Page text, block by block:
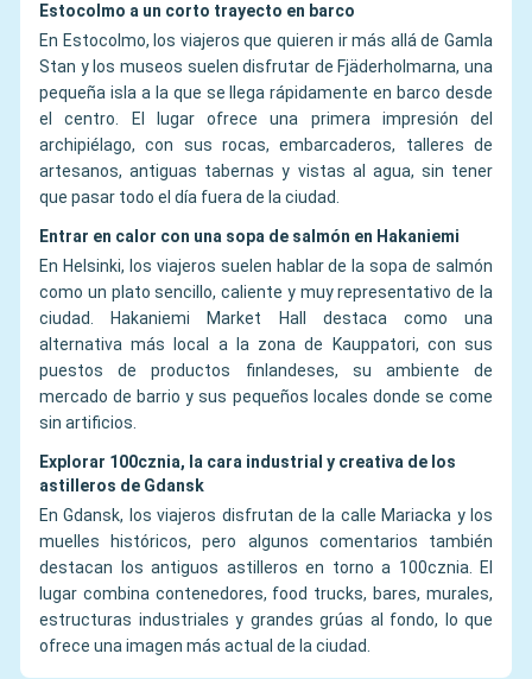
Estocolmo a un corto trayecto en barco
En Estocolmo, los viajeros que quieren ir más allá de Gamla
Stan y los museos suelen disfrutar de Fjäderholmarna, una
pequeña isla a la que se llega rápidamente en barco desde
el centro. El lugar ofrece una primera impresión del
archipiélago, con sus rocas, embarcaderos, talleres de
artesanos, antiguas tabernas y vistas al agua, sin tener
que pasar todo el día fuera de la ciudad.
Entrar en calor con una sopa de salmón en Hakaniemi
En Helsinki, los viajeros suelen hablar de la sopa de salmón
como un plato sencillo, caliente y muy representativo de la
ciudad. Hakaniemi Market Hall destaca como una
alternativa más local a la zona de Kauppatori, con sus
puestos de productos finlandeses, su ambiente de
mercado de barrio y sus pequeños locales donde se come
sin artificios.
Explorar 100cznia, la cara industrial y creativa de los
astilleros de Gdansk
En Gdansk, los viajeros disfrutan de la calle Mariacka y los
muelles históricos, pero algunos comentarios también
destacan los antiguos astilleros en torno a 100cznia. El
lugar combina contenedores, food trucks, bares, murales,
estructuras industriales y grandes grúas al fondo, lo que
ofrece una imagen más actual de la ciudad.